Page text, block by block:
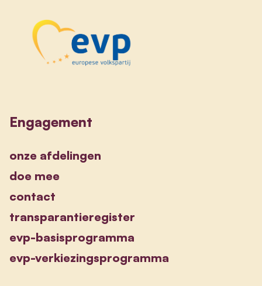
Engagement
onze afdelingen
doe mee
contact
transparantieregister
evp-basisprogramma
evp-verkiezingsprogramma